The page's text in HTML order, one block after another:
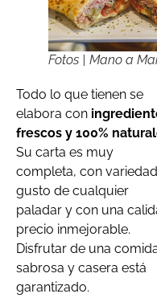
Fotos | Mano a
Todo lo que tienen se
elabora con
frescos y 100%
Su carta es muy
completa, con
gusto de cualquier
paladar y con una
precio inmejorable.
Disfrutar de una
sabrosa y casera está
garantizado.